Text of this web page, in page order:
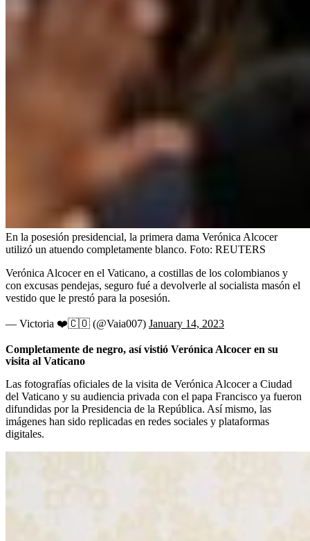
En la posesión presidencial, la primera dama Verónica Alcocer
utilizó un atuendo completamente blanco. Foto: REUTERS
Verónica Alcocer en el Vaticano, a costillas de los colombianos y
con excusas pendejas, seguro fué a devolverle al socialista masón el
vestido que le prestó para la posesión.
— Victoria ❤️🇨🇴 (@Vaia007) January 14, 2023
Completamente de negro, así vistió Verónica Alcocer en su
visita al Vaticano
Las fotografías oficiales de la visita de Verónica Alcocer a Ciudad
del Vaticano y su audiencia privada con el papa Francisco ya fueron
difundidas por la Presidencia de la República. Así mismo, las
imágenes han sido replicadas en redes sociales y plataformas
digitales.